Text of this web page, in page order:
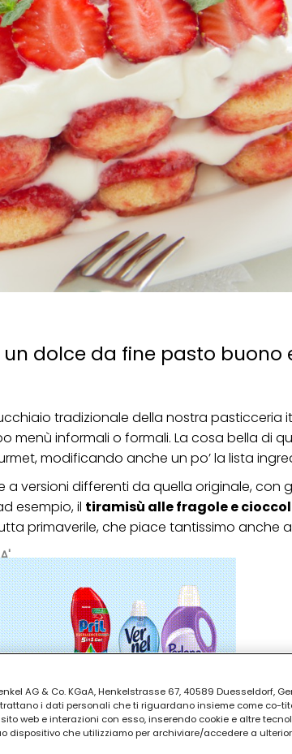
dolce da fine pasto buono
tradizionale della nostra pasticceria
informali o formali. La cosa bella di
modificando anche un po’ la lista
versioni differenti da quella originale, con
esempio, il tiramisù alle fragole e
primaverile, che piace tantissimo anche
AG & Co. KGaA, Henkelstrasse 67, 40589 Duesseldorf,
trattano i dati personali che ti riguardano insieme come co-
web e interazioni con esso, inserendo cookie e altre
dispositivo che utilizziamo per archiviare/accedere a